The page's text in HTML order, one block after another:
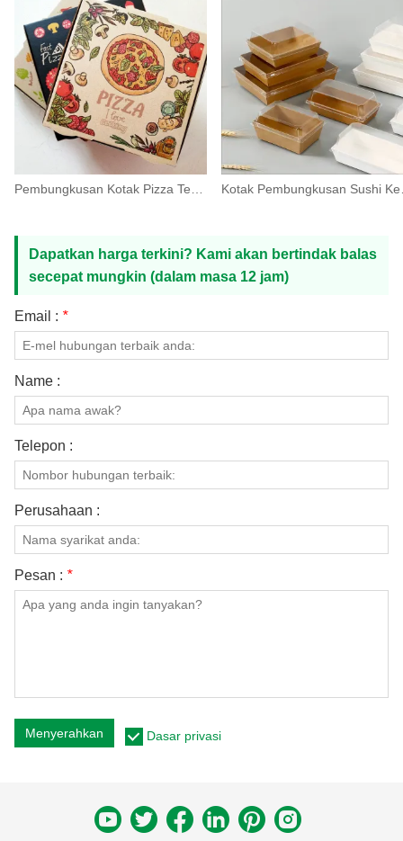
Dapatkan harga terkini? Kami akan bertindak balas
secepat mungkin (dalam masa 12 jam)
Email : *
Name :
Telepon :
Perusahaan :
Pesan : *
Menyerahkan Dasar privasi